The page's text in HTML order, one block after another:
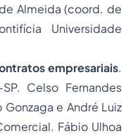
Almeida (coord. de
Universidade
empresariais.
Celso Fernandes
e André Luiz
Fábio Ulhoa